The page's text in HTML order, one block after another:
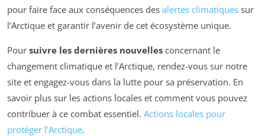
pour faire face aux conséquences des alertes climatiques sur
l’Arctique et garantir l’avenir de cet écosystème unique.
Pour suivre les dernières nouvelles concernant le
changement climatique et l’Arctique, rendez-vous sur notre
site et engagez-vous dans la lutte pour sa préservation. En
savoir plus sur les actions locales et comment vous pouvez
contribuer à ce combat essentiel. Actions locales pour
protéger l’Arctique.